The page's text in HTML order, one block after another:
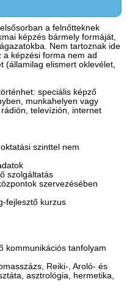
a felnőtteknek
képzés bármely formáját,
Nem tartoznak ide
a képzési forma nem ad
(államilag elismert oklevélet,
speciális képző
munkahelyen vagy
televízión, internet
szinttel nem
szolgáltatás
szervezésében
fejlesztő kurzus
kommunikációs tanfolyam
Reiki-, Aroló- és
asztrológia, hermetika,